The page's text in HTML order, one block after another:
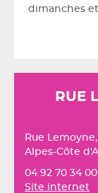
dimanches
RUE
Rue
Alpes-Côte
04 92 70 34 00
Site internet